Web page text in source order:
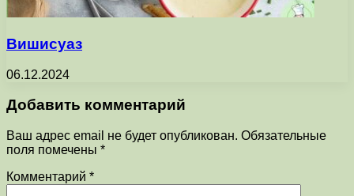
Вишисуаз
06.12.2024
Добавить комментарий
Ваш адрес email не будет опубликован. Обязательные
поля помечены *
Комментарий *